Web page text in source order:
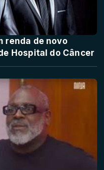
renda de novo
Hospital do Câncer